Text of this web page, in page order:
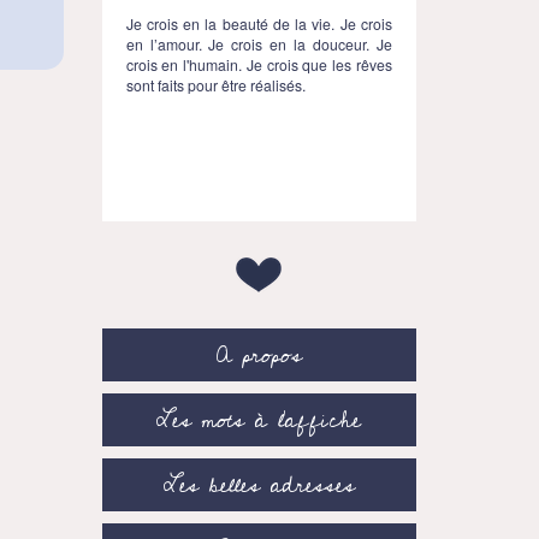
Je crois en la beauté de la vie. Je crois
en l’amour. Je crois en la douceur. Je
crois en l'humain. Je crois que les rêves
sont faits pour être réalisés.
A propos
Les mots à l’affiche
Les belles adresses